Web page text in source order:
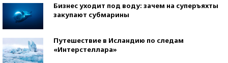
Бизнес уходит под воду: зачем на суперъяхты
закупают субмарины
Путешествие в Исландию по следам
«Интерстеллара»